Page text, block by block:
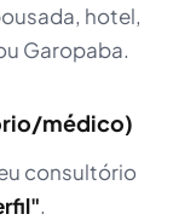
hotel,
Garopaba.
médico)
consultório
.